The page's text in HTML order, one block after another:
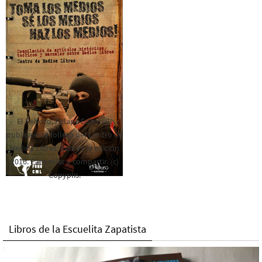
El Rebozo, Palapa Editorial,
publica este folleto del Centro de
Medios Libres. Esta es la edición
2016. Para rolar y compartir. (c)
Copyplis.
Libros de la Escuelita Zapatista